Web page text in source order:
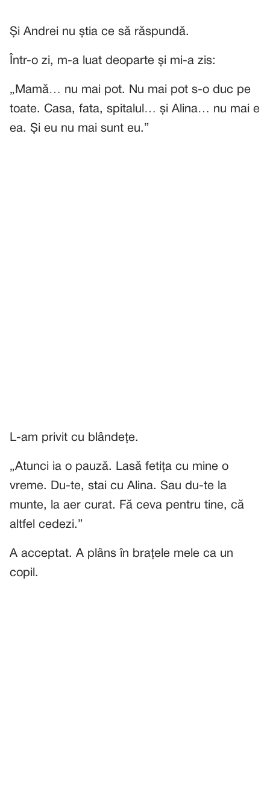
Și Andrei nu știa ce să răspundă.
Într-o zi, m-a luat deoparte și mi-a zis:
„Mamă… nu mai pot. Nu mai pot s-o duc pe
toate. Casa, fata, spitalul… și Alina… nu mai e
ea. Și eu nu mai sunt eu.”
L-am privit cu blândețe.
„Atunci ia o pauză. Lasă fetița cu mine o
vreme. Du-te, stai cu Alina. Sau du-te la
munte, la aer curat. Fă ceva pentru tine, că
altfel cedezi.”
A acceptat. A plâns în brațele mele ca un
copil.